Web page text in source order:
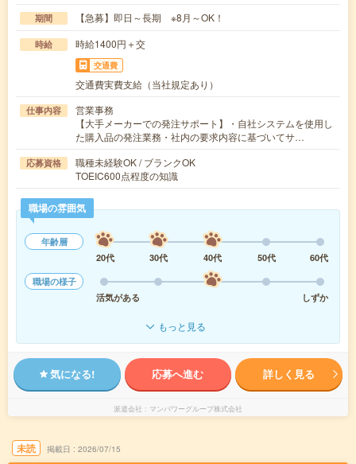
期間 【急募】即日～長期 ※8月～OK！
時給 時給1400円＋交
交通費
交通費実費支給（当社規定あり）
仕事内容
営業事務
【大手メーカーでの発注サポート】・自社システムを使用し
た購入品の発注業務・社内の要求内容に基づいてサ…
応募資格
職種未経験OK / ブランクOK
TOEIC600点程度の知識
職場の雰囲気
年齢層
20代
30代 40代 50代
60代
職場の様子
活気がある
しずか
もっと見る
気になる! 応募へ進む 詳しく見る
派遣会社 マンパワーグループ株式会社
未読 掲載日 2026/07/15